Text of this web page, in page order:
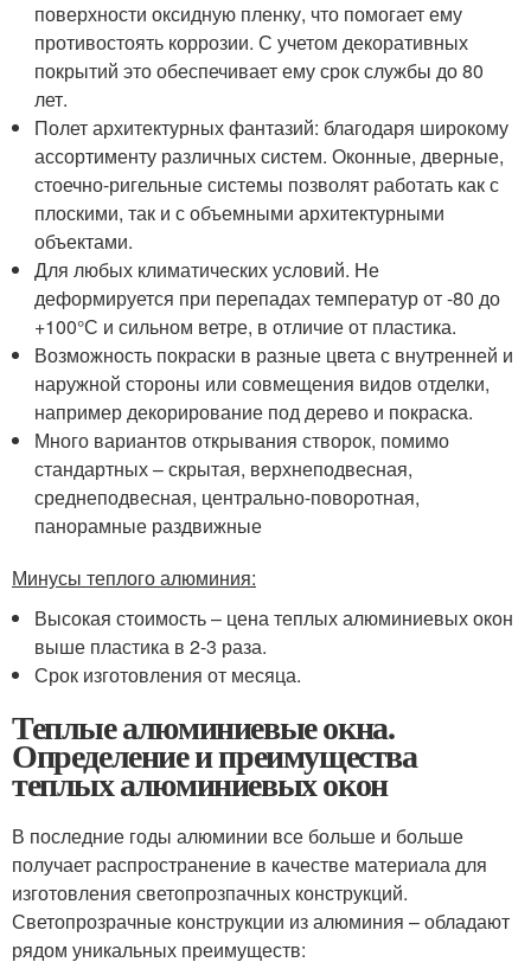
поверхности оксидную пленку, что помогает ему
противостоять коррозии. С учетом декоративных
покрытий это обеспечивает ему срок службы до 80
лет.
Полет архитектурных фантазий: благодаря широкому
ассортименту различных систем. Оконные, дверные,
стоечно-ригельные системы позволят работать как с
плоскими, так и с объемными архитектурными
объектами.
Для любых климатических условий. Не
деформируется при перепадах температур от -80 до
+100°С и сильном ветре, в отличие от пластика.
Возможность покраски в разные цвета с внутренней и
наружной стороны или совмещения видов отделки,
например декорирование под дерево и покраска.
Много вариантов открывания створок, помимо
стандартных – скрытая, верхнеподвесная,
среднеподвесная, центрально-поворотная,
панорамные раздвижные
Минусы теплого алюминия:
Высокая стоимость – цена теплых алюминиевых окон
выше пластика в 2-3 раза.
Срок изготовления от месяца.
Теплые алюминиевые окна.
Определение и преимущества
теплых алюминиевых окон
В последние годы алюминии все больше и больше
получает распространение в качестве материала для
изготовления светопрозпачных конструкций.
Светопрозрачные конструкции из алюминия – обладают
рядом уникальных преимуществ: